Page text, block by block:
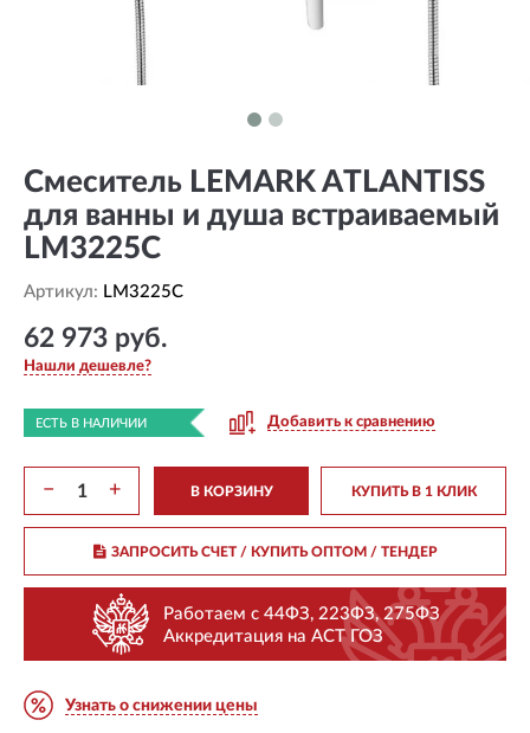
Смеситель LEMARK ATLANTISS
для ванны и душа встраиваемый
LM3225C
Артикул: LM3225C
62 973 руб.
Нашли дешевле?
ЕСТЬ В НАЛИЧИИ Добавить к сравнению
− + В КОРЗИНУ КУПИТЬ В 1 КЛИК
ЗАПРОСИТЬ СЧЕТ / КУПИТЬ ОПТОМ/ ТЕНДЕР
Работаем с 44ФЗ, 223ФЗ, 275ФЗ
Аккредитация на АСТ ГОЗ
Узнать о снижении цены